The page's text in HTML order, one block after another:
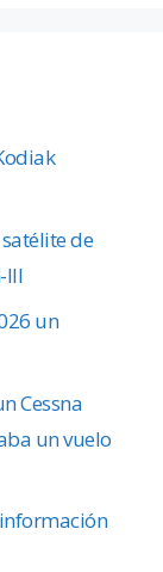
de
III
un
Cessna
un vuelo